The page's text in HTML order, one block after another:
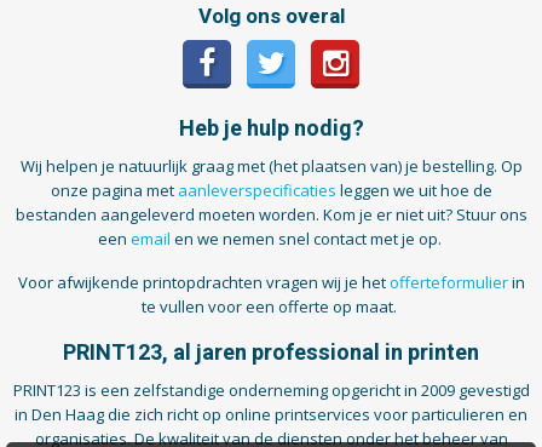
Volg ons overal
Heb je hulp nodig?
Wij helpen je natuurlijk graag met (het plaatsen van) je bestelling. Op
onze pagina met aanleverspecificaties leggen we uit hoe de
bestanden aangeleverd moeten worden. Kom je er niet uit? Stuur ons
een email en we nemen snel contact met je op.
Voor afwijkende printopdrachten vragen wij je hetofferteformulierin
te vullen voor een offerte op maat.
PRINT123, al jaren professional in printen
PRINT123 is een zelfstandige onderneming opgericht in 2009 gevestigd
in Den Haag die zich richt op online printservices voor particulieren en
organisaties. De kwaliteit van de diensten onder het beheer van